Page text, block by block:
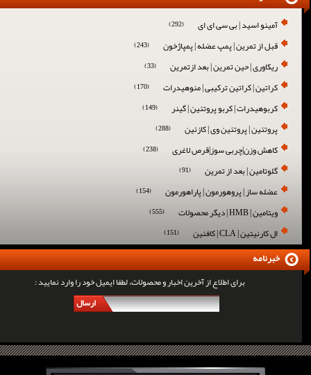
آمینو اسید | بی سی ای ای (292)
قبل از تمرین | پمپ عضله | پمپاژخون (243)
ریکاوری | حین تمرین | بعد ازتمرین (33)
کراتین | کراتین ترکیبی | منوهیدرات (170)
کربوهیدرات | کربو پروتئین | گینر (149)
پروتئین | پروتئین وی | کازئین (288)
کاهش وزن|چربی سوز|قرص لاغری (238)
گلوتامین | بعد از تمرین (91)
عضله ساز | پروهورمون | پاراهورمون (154)
ویتامین | HMB | دیگر محصولات (555)
ال کارنیتین | CLA | کافئین (151)
برای اطلاع از آخرین اخبار و محصولات، لطفا ایمیل خود را وارد نمایید :
ارسال
خبرنامه